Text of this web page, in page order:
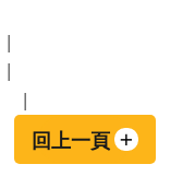
回上一頁